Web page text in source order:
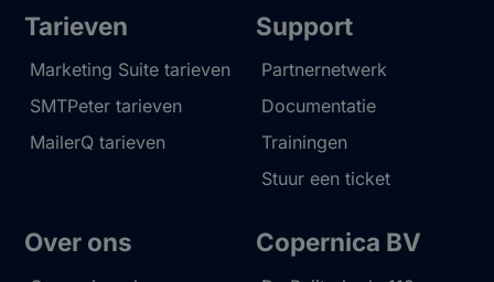
Tarieven
Marketing Suite tarieven
SMTPeter tarieven
MailerQ tarieven
Support
Partnernetwerk
Documentatie
Trainingen
Stuur een ticket
Over ons Copernica BV